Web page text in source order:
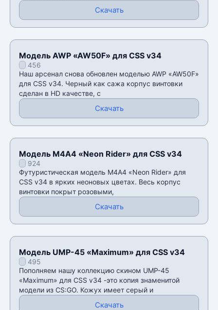
Скачать
Модель AWP «AW50F» для CSS v34
456
Наш арсенал снова обновлен моделью AWP «AW50F»
для CSS v34. Черный как сажа корпус винтовки
сделан в HD качестве, с
Скачать
Модель М4А4 «Neon Rider» для CSS v34
924
Футуристическая модель М4А4 «Neon Rider» для
CSS v34 в ярких неоновых цветах. Весь корпус
винтовки покрыт розовыми,
Скачать
Модель UMP-45 «Maximum» для CSS v34
495
Пополняем нашу коллекцию скином UMP-45
«Maximum» для CSS v34 -это копия знаменитой
модели из CS:GO. Кожух имеет серый и
Скачать